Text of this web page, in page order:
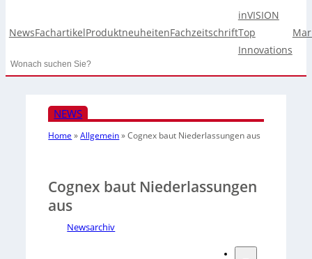
NewsFachartikelProduktneuheitenFachzeitschrift
inVISION
Top
Innovations
Search
NEWS
Home »Allgemein»Cognex baut Niederlassungen aus
Cognex baut Niederlassungen
aus
Newsarchiv